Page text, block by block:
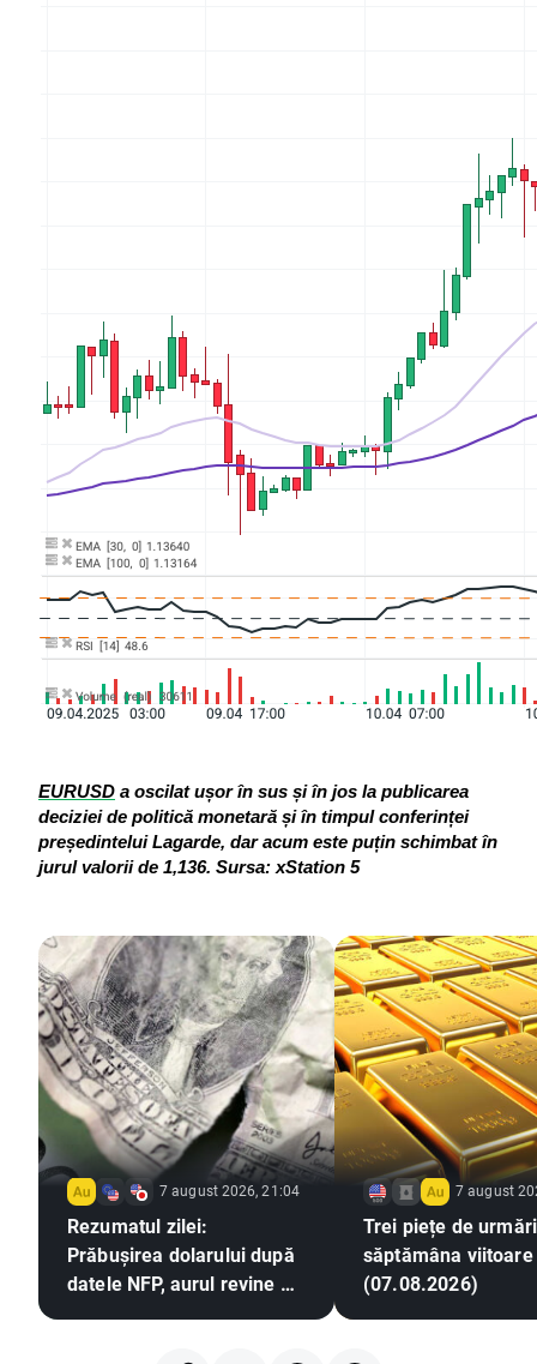
EURUSD a oscilat ușor în sus și în jos la publicarea
deciziei de politică monetară și în timpul conferinței
președintelui Lagarde, dar acum este puțin schimbat în
jurul valorii de 1,136. Sursa: xStation 5
7 august 2026, 21:04
Rezumatul zilei:
Prăbușirea dolarului după
datele NFP, aurul revine pe
7 august
Trei piețe de
săptămâna viitoare
(07.08.2026)